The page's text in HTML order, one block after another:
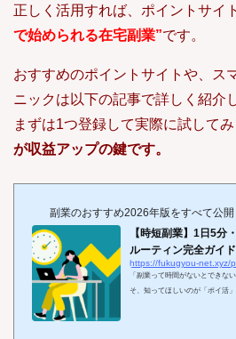
正しく活用すれば、ポイントサイ
で始められる在宅副業”です。
おすすめのポイントサイトや、ス
ニックは以下の記事で詳しく紹介
まずは1つ登録して実際に試してみ
が収益アップの鍵です。
副業のおすすめ2026年版をすべて公
【時短副業】1日5分
ルーティン完全ガイド
https://fukugyou-net.xyz/
「副業って時間がないとできな
そ、知ってほしいのが「ポイ活